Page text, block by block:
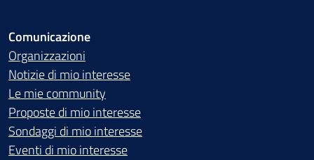
Comunicazione
Organizzazioni
Notizie di mio interesse
Le mie community
Proposte di mio interesse
Sondaggi di mio interesse
Eventi di mio interesse